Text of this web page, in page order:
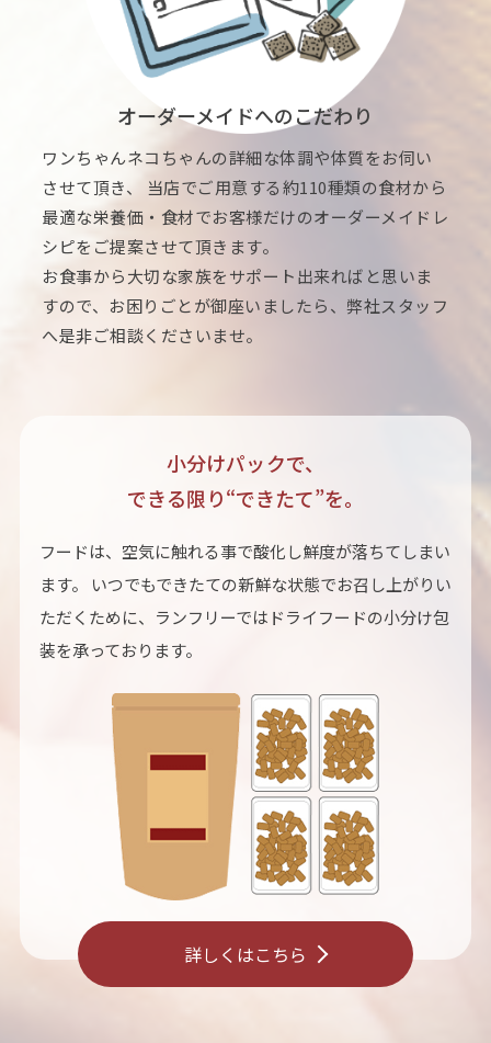
オーダーメイドへのこだわり
ワンちゃんネコちゃんの詳細な体調や体質をお伺い
させて頂き、 当店でご用意する約110種類の食材から
最適な栄養価・食材でお客様だけのオーダーメイドレ
シピをご提案させて頂きます。
お食事から大切な家族をサポート出来ればと思いま
すので、お困りごとが御座いましたら、弊社スタッフ
へ是非ご相談くださいませ。
小分けパックで、
できる限り“できたて”を。
フードは、空気に触れる事で酸化し鮮度が落ちてしまい
ます。 いつでもできたての新鮮な状態でお召し上がりい
ただくために、ランフリーではドライフードの小分け包
装を承っております。
詳しくはこちら